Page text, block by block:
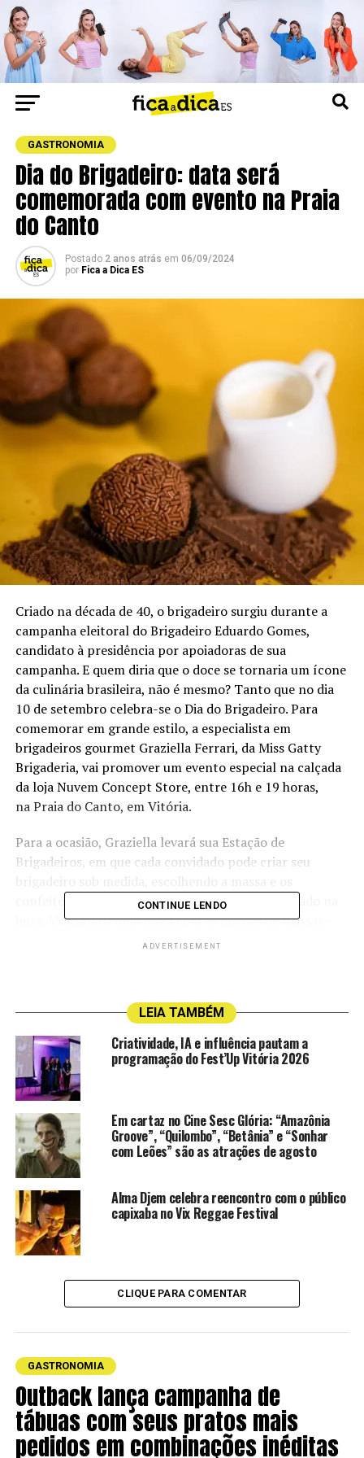
GASTRONOMIA
Dia do Brigadeiro: data será
comemorada com evento na Praia
do Canto
Postado 2 anos atrás em 06/09/2024
por Fica a Dica ES
Criado na década de 40, o brigadeiro surgiu durante a
campanha eleitoral do Brigadeiro Eduardo Gomes,
candidato à presidência por apoiadoras de sua
campanha. E quem diria que o doce se tornaria um ícone
da culinária brasileira, não é mesmo? Tanto que no dia
10 de setembro celebra-se o Dia do Brigadeiro. Para
comemorar em grande estilo, a especialista em
brigadeiros gourmet Graziella Ferrari, da Miss Gatty
Brigaderia, vai promover um evento especial na calçada
da loja Nuvem Concept Store, entre 16h e 19 horas,
na Praia do Canto, em Vitória.
Para a ocasião, Graziella levará sua Estação de
Brigadeiros, em que cada convidado pode criar seu
confeitos de sua preferência. “Tudo é personalizado na
hora. Montamos uma mesa com as opções de massas –
brigadeiro branco e brigadeiro ao leite – e levamos os
Brigadeiro de Ferrero Rocher. Foto:
Para
CONTINUE LENDO
ADVERTISEMENT
LEIA TAMBÉM
Criatividade, IA e influência pautam a
programação do Fest’Up Vitória 2026
Em cartaz no Cine Sesc Glória: “Amazônia
Groove”, “Quilombo”, “Betânia” e “Sonhar
com Leões” são as atrações de agosto
Alma Djem celebra reencontro com o público
capixaba no Vix Reggae Festival
CLIQUE PARA COMENTAR
GASTRONOMIA
Outback lança campanha de
tábuas com seus pratos mais
pedidos em combinações inéditas